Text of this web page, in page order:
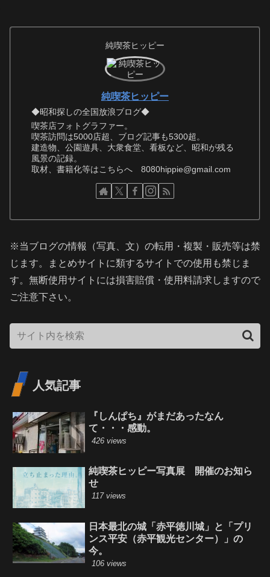
純喫茶ヒッピー
純喫茶ヒッピー
◆昭和探しの全国放浪ブログ◆
喫茶店フォトグラファー。
喫茶訪問は5000店超、ブログ記事も5300超。
建造物、公園遊具、大衆食堂、看板など、昭和が残る
風景の記録。
取材、書籍化等はこちらへ 8080hippie@gmail.com
※当ブログの情報（写真、文）の転用・複製・販売等は禁
じます。まとめサイトに類するサイトでの使用も禁じま
す。無断使用サイトには損害賠償・使用料請求しますので
ご注意下さい。
人気記事
『しんぱち』がまだあったなん
て・・・感動。
426 views
純喫茶ヒッピー写真展 開催のお知ら
せ
117 views
日本最北の城「赤平徳川城」と「プリ
ンス平安（赤平観光センター）」の
今。
106 views